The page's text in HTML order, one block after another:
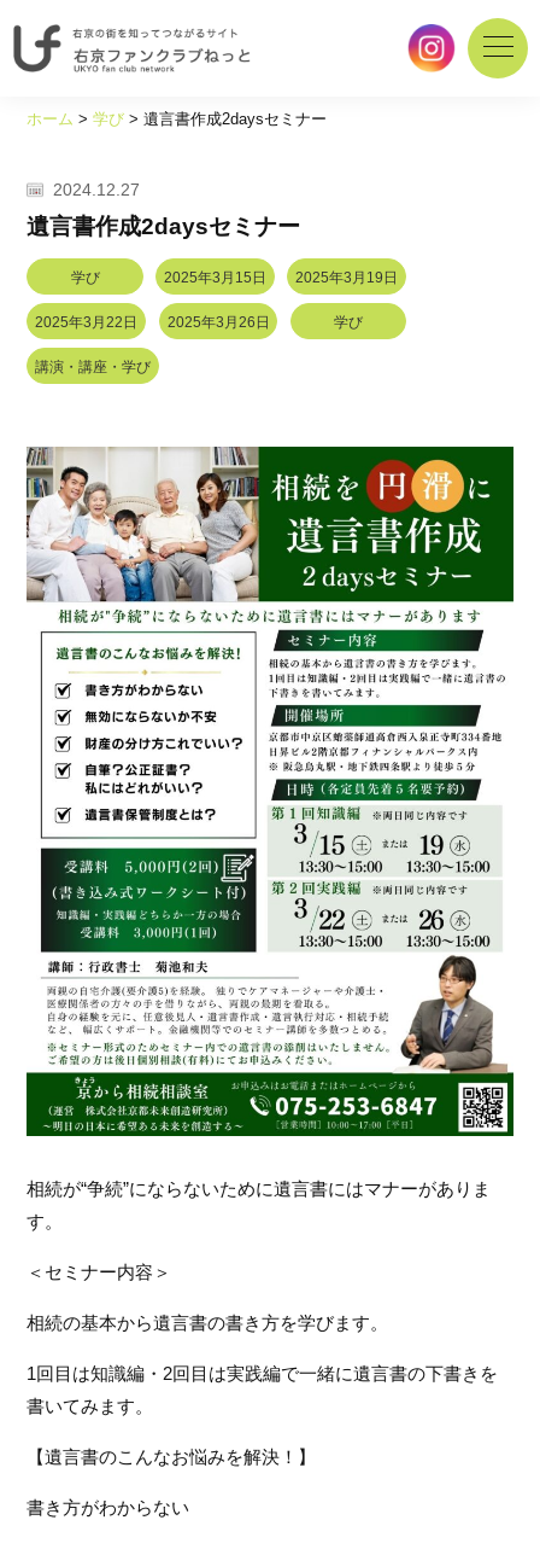
を
知
っ
て
な
が
る
ト
｜
右
京
フ
ァ
ホーム >学び >遺言書作成2daysセミナー
2024.12.27
遺言書作成2daysセミナー
学び 2025年3月15日 2025年3月19日
2025年3月22日 2025年3月26日 学び
講演・講座・学び
相続が“争続”にならないために遺言書にはマナーがありま
す。
＜セミナー内容＞
相続の基本から遺言書の書き方を学びます。
1回目は知識編・2回目は実践編で一緒に遺言書の下書きを
書いてみます。
【遺言書のこんなお悩みを解決！】
書き方がわからない